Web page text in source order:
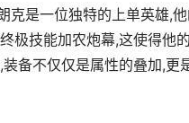
是一位独特的上单英雄,
极技能加农炮幕,这使得他
备不仅仅是属性的叠加,更